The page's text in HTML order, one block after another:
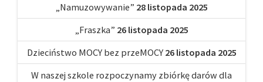
„Namuzowywanie” 28 listopada 2025
„Fraszka” 26 listopada 2025
Dzieciństwo MOCY bez przeMOCY 26 listopada 2025
W naszej szkole rozpoczynamy zbiórkę darów dla